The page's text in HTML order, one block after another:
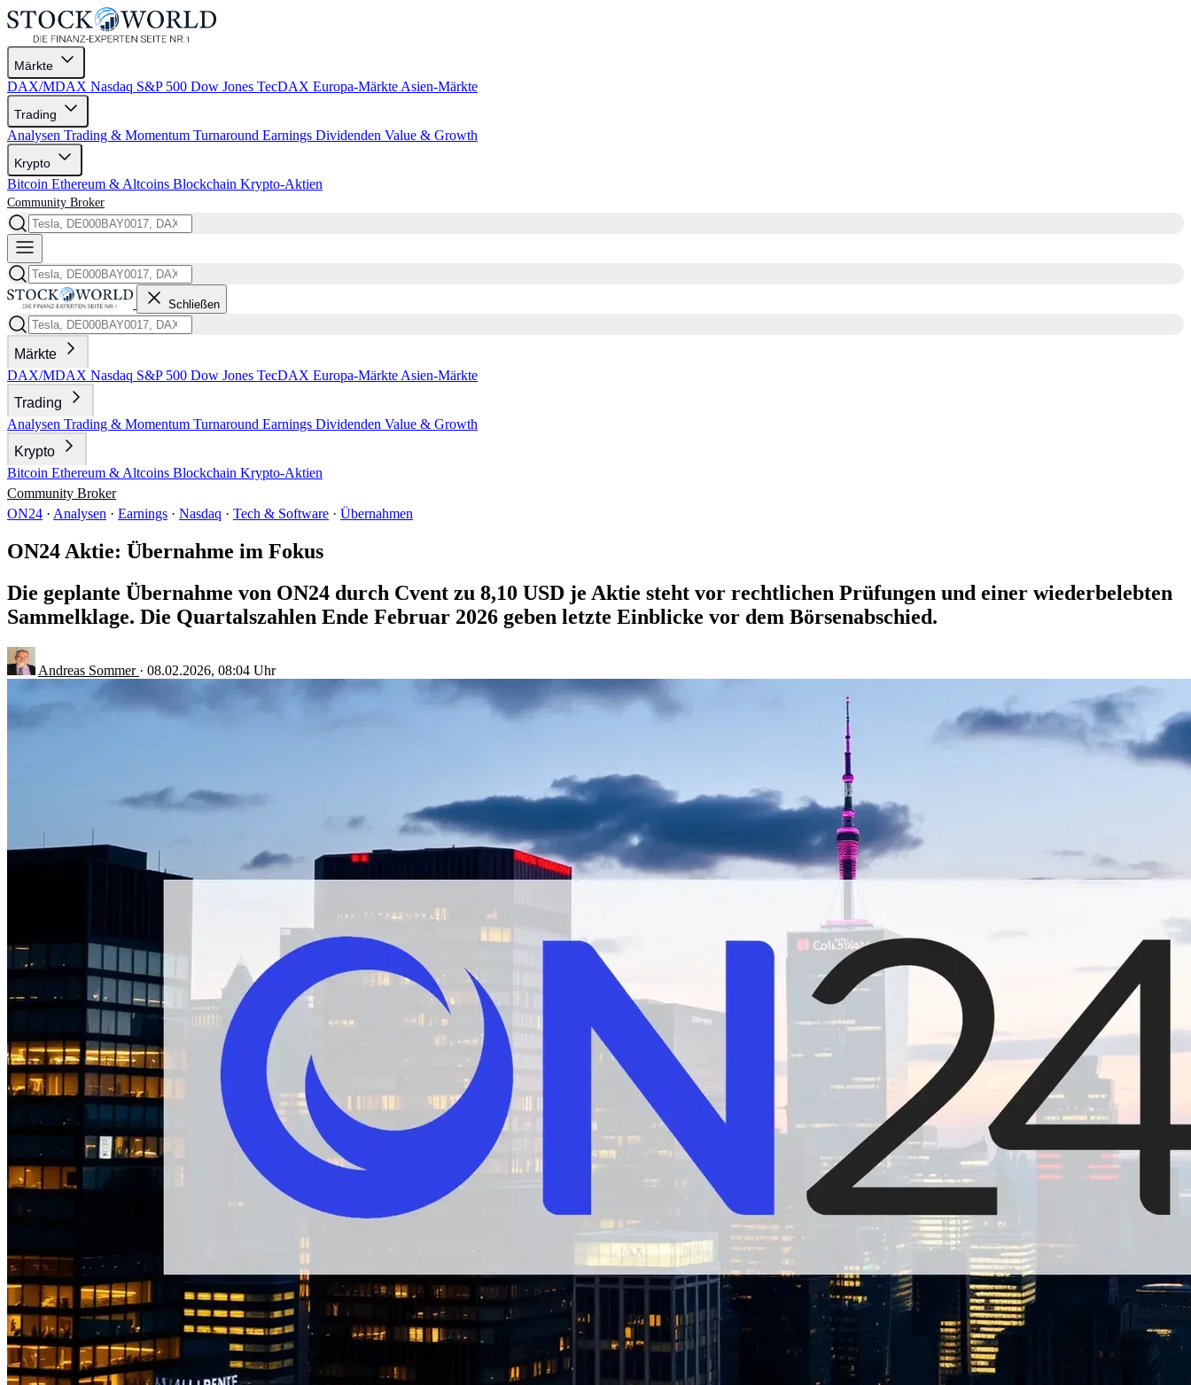
Märkte
DAX/MDAX Nasdaq S&P 500 Dow Jones TecDAX Europa-Märkte Asien-Märkte
Trading
Analysen Trading & Momentum Turnaround Earnings Dividenden Value & Growth
Krypto
Bitcoin Ethereum & Altcoins Blockchain Krypto-Aktien
Community Broker
Schließen
Märkte
DAX/MDAX Nasdaq S&P 500 Dow Jones TecDAX Europa-Märkte Asien-Märkte
Trading
Analysen Trading & Momentum Turnaround Earnings Dividenden Value & Growth
Krypto
Bitcoin Ethereum & Altcoins Blockchain Krypto-Aktien
Community Broker
ON24 · Analysen · Earnings · Nasdaq · Tech & Software · Übernahmen
ON24 Aktie: Übernahme im Fokus
Die geplante Übernahme von ON24 durch Cvent zu 8,10 USD je Aktie steht vor rechtlichen Prüfungen und einer wiederbelebten
Sammelklage. Die Quartalszahlen Ende Februar 2026 geben letzte Einblicke vor dem Börsenabschied.
Andreas Sommer · 08.02.2026, 08:04 Uhr